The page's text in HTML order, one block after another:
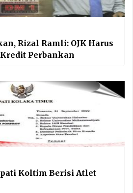
Rizal Ramli: OJK Harus
Perbankan
Koltim Berisi Atlet